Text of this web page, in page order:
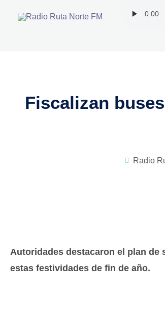
Fiscalizan
Radio
Autoridades destacaron el plan
estas festividades de fin de año.